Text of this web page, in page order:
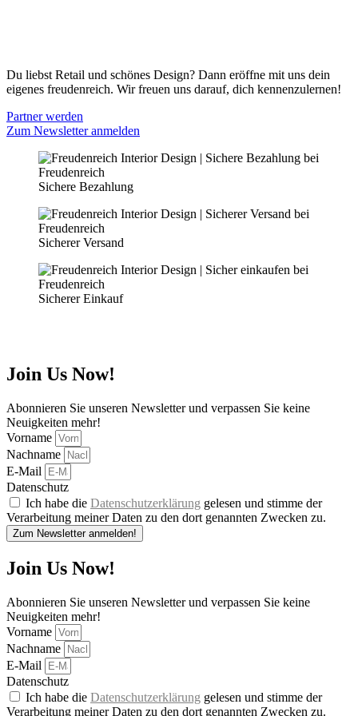
Du liebst Retail und schönes Design? Dann eröffne mit uns dein
eigenes freudenreich. Wir freuen uns darauf, dich kennenzulernen!
Partner werden
Zum Newsletter anmelden
Sichere Bezahlung
Sicherer Versand
Sicherer Einkauf
Join Us Now!
Abonnieren Sie unseren Newsletter und verpassen Sie keine
Neuigkeiten mehr!
Vorname
Nachname
E-Mail
Datenschutz
Ich habe die Datenschutzerklärung gelesen und stimme der
Verarbeitung meiner Daten zu den dort genannten Zwecken zu.
Zum Newsletter anmelden!
Join Us Now!
Abonnieren Sie unseren Newsletter und verpassen Sie keine
Neuigkeiten mehr!
Vorname
Nachname
E-Mail
Datenschutz
Ich habe die Datenschutzerklärung gelesen und stimme der
Verarbeitung meiner Daten zu den dort genannten Zwecken zu.